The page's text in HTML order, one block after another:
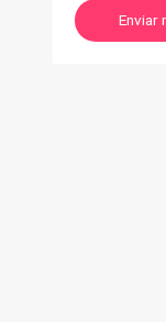
Enviar